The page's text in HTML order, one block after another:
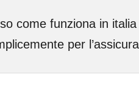
come funziona in
per